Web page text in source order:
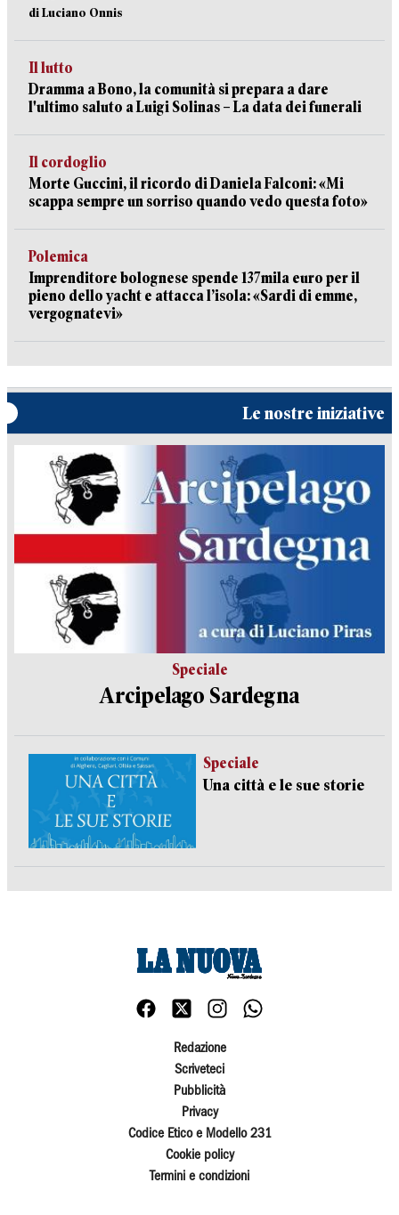
di Luciano Onnis
Il lutto
Dramma a Bono, la comunità si prepara a dare
l'ultimo saluto a Luigi Solinas – La data dei funerali
Il cordoglio
Morte Guccini, il ricordo di Daniela Falconi: «Mi
scappa sempre un sorriso quando vedo questa foto»
Polemica
Imprenditore bolognese spende 137mila euro per il
pieno dello yacht e attacca l’isola: «Sardi di emme,
vergognatevi»
Le nostre iniziative
Speciale
Arcipelago Sardegna
Speciale
Una città e le sue storie
Redazione
Scriveteci
Pubblicità
Privacy
Codice Etico e Modello 231
Cookie policy
Termini e condizioni